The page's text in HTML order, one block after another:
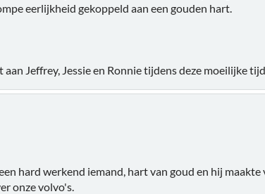
eerlijkheid gekoppeld aan een gouden hart.
Jeffrey, Jessie en Ronnie tijdens deze moeilijke
hard werkend iemand, hart van goud en hij
onze volvo's.